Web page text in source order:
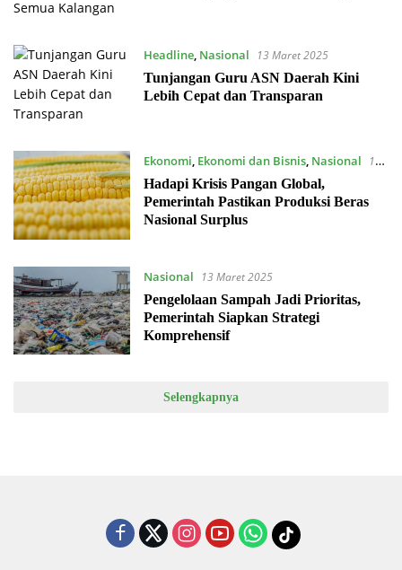
Headline, Nasional
13 Maret 2025
Tunjangan Guru ASN Daerah Kini
Lebih Cepat dan Transparan
Ekonomi, Ekonomi dan Bisnis, Nasional
13
Maret 2025
Hadapi Krisis Pangan Global,
Pemerintah Pastikan Produksi Beras
Nasional Surplus
Nasional
13 Maret 2025
Pengelolaan Sampah Jadi Prioritas,
Pemerintah Siapkan Strategi
Komprehensif
Selengkapnya